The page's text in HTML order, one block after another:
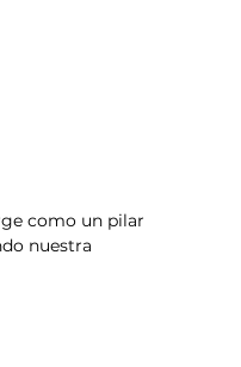
como un pilar
nuestra